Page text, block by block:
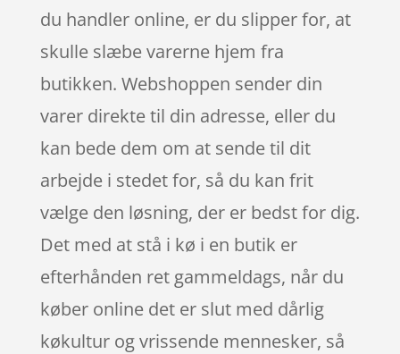
du handler online, er du slipper for, at
skulle slæbe varerne hjem fra
butikken. Webshoppen sender din
varer direkte til din adresse, eller du
kan bede dem om at sende til dit
arbejde i stedet for, så du kan frit
vælge den løsning, der er bedst for dig.
Det med at stå i kø i en butik er
efterhånden ret gammeldags, når du
køber online det er slut med dårlig
køkultur og vrissende mennesker, så